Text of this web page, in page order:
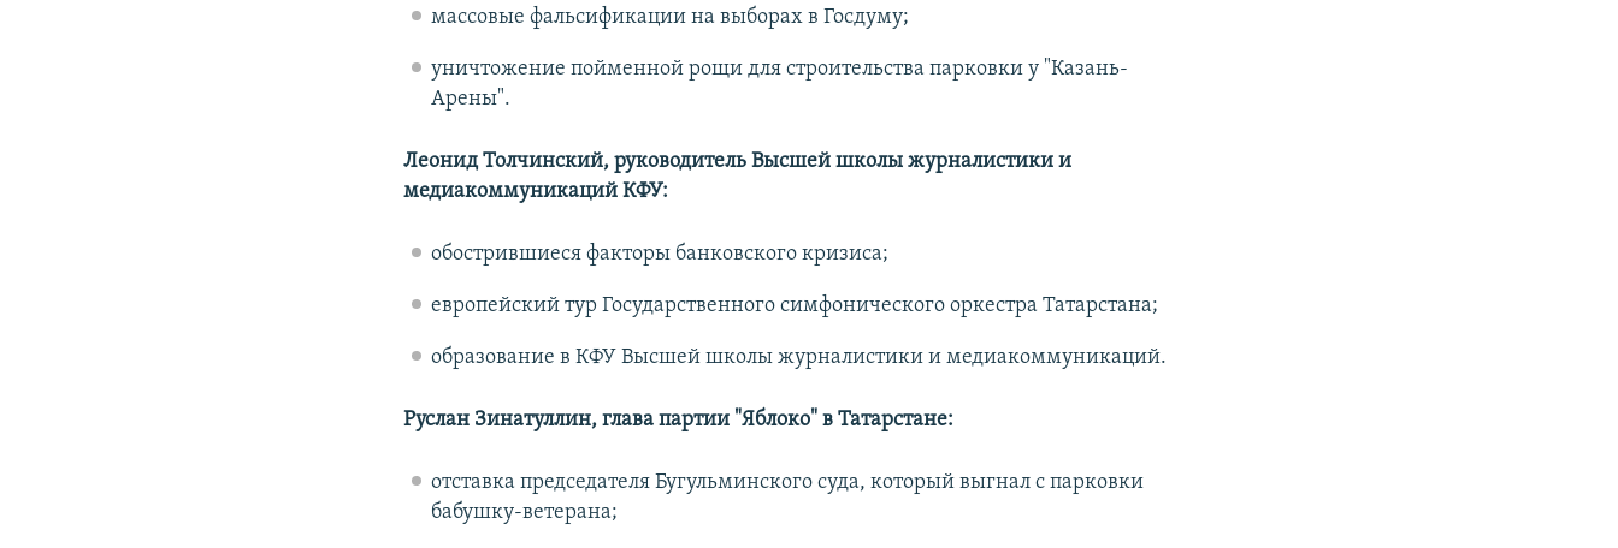
массовые фальсификации на выборах в Госдуму;
уничтожение пойменной рощи для строительства парковки у "Казань-
Арены".
Леонид Толчинский, руководитель Высшей школы журналистики и
медиакоммуникаций КФУ:
обострившиеся факторы банковского кризиса;
европейский тур Государственного симфонического оркестра Татарстана;
образование в КФУ Высшей школы журналистики и медиакоммуникаций.
Руслан Зинатуллин, глава партии "Яблоко" в Татарстане:
отставка председателя Бугульминского суда, который выгнал с парковки
бабушку-ветерана;